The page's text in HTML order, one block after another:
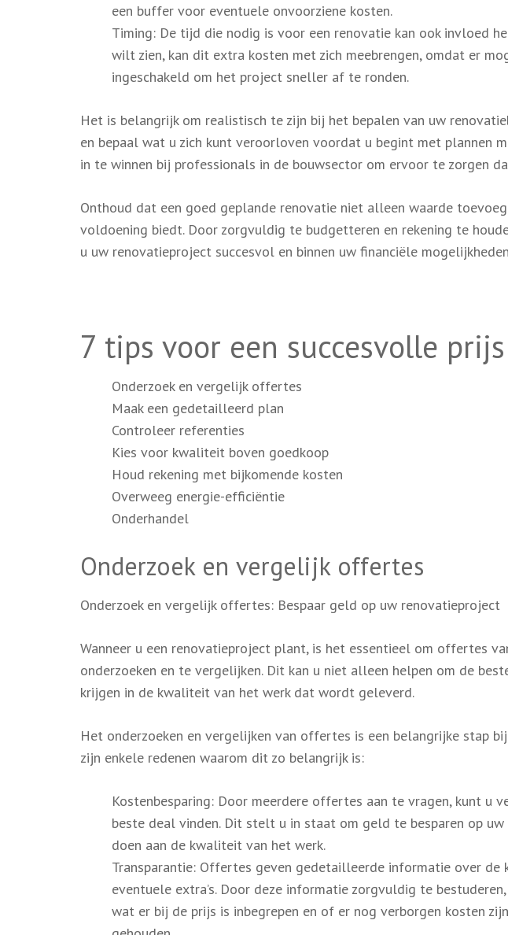
een buffer voor eventuele onvoorziene kosten.
Timing: De tijd die nodig is voor een renovatie kan ook invloed
wilt zien, kan dit extra kosten met zich meebrengen, omdat er
ingeschakeld om het project sneller af te ronden.
Het is belangrijk om realistisch te zijn bij het bepalen van uw
en bepaal wat u zich kunt veroorloven voordat u begint met plannen
in te winnen bij professionals in de bouwsector om ervoor te zorgen
Onthoud dat een goed geplande renovatie niet alleen waarde
voldoening biedt. Door zorgvuldig te budgetteren en rekening te
u uw renovatieproject succesvol en binnen uw financiële
7 tips voor een succesvolle
Onderzoek en vergelijk offertes
Maak een gedetailleerd plan
Controleer referenties
Kies voor kwaliteit boven goedkoop
Houd rekening met bijkomende kosten
Overweeg energie-efficiëntie
Onderhandel
Onderzoek en vergelijk offertes
Onderzoek en vergelijk offertes: Bespaar geld op uw renovatieproject
Wanneer u een renovatieproject plant, is het essentieel om offertes
onderzoeken en te vergelijken. Dit kan u niet alleen helpen om de
krijgen in de kwaliteit van het werk dat wordt geleverd.
Het onderzoeken en vergelijken van offertes is een belangrijke stap
zijn enkele redenen waarom dit zo belangrijk is:
Kostenbesparing: Door meerdere offertes aan te vragen, kunt u
beste deal vinden. Dit stelt u in staat om geld te besparen op
doen aan de kwaliteit van het werk.
Transparantie: Offertes geven gedetailleerde informatie over de
eventuele extra’s. Door deze informatie zorgvuldig te
wat er bij de prijs is inbegrepen en of er nog verborgen kosten